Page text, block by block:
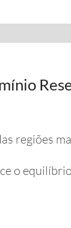
regiões
o